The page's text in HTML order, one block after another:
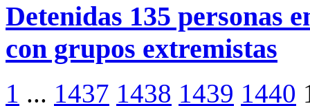
Detenidas 135 personas
con grupos extremistas
1 ... 1437 1438 1439 1440